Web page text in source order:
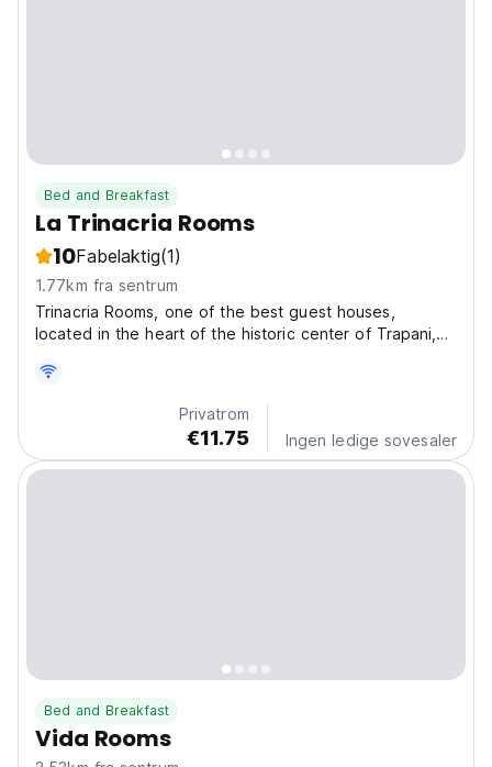
Bed and Breakfast
La Trinacria Rooms
10Fabelaktig(1)
1.77km fra sentrum
Trinacria Rooms, one of the best guest houses,
located in the heart of the historic center of Trapani,
2012! We offer comfortable rooms with private
bathroom and essential amenities to make our guests...
Privatrom
€11.75 Ingen ledige sovesaler
Bed and Breakfast
Vida Rooms